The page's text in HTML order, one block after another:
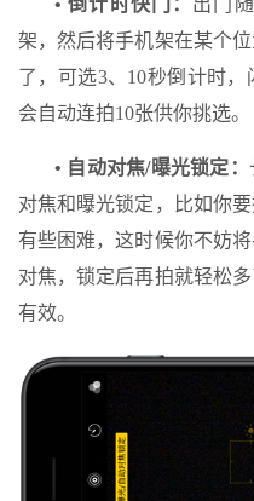
• 倒计时快门： 出门
架，然后将手机架在某个
了，可选3、10秒倒计时
会自动连拍10张供你挑选。
• 自动对焦/曝光锁定：
对焦和曝光锁定，比如你
有些困难，这时候你不妨
对焦，锁定后再拍就轻松
有效。